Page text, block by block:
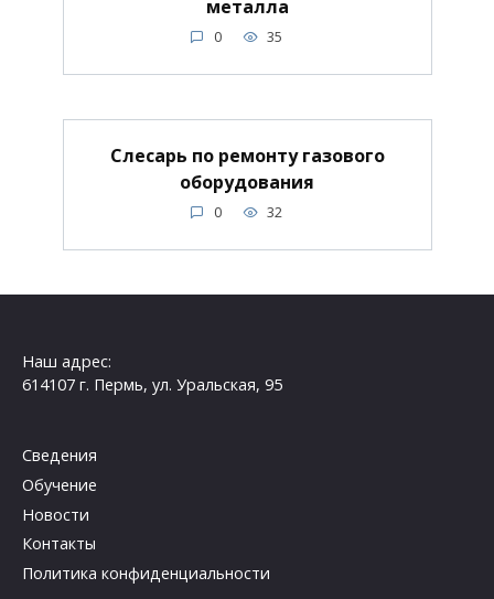
металла
0 35
Слесарь по ремонту газового
оборудования
0 32
Наш адрес:
614107 г. Пермь, ул. Уральская, 95
Сведения
Обучение
Новости
Контакты
Политика конфиденциальности